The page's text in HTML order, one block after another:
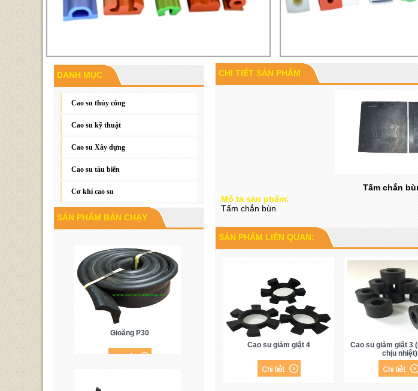
DANH MỤC
Cao su thủy công
Cao su kỹ thuật
Cao su Xây dựng
Cao su tàu biển
Cơ khí cao su
SẢN PHẨM BÁN CHẠY
Gioăng đáy, gioăng phẳng
Cao su P60
Gioăng P30
CHI TIẾT SẢN PHẨM
Tấm chắn
Mô tả sản phẩm:
Tấm chắn bùn
SẢN PHẨM LIÊN QUAN:
Cao su giảm giật 4
Cao su giảm giật 3
chịu nhiệt)